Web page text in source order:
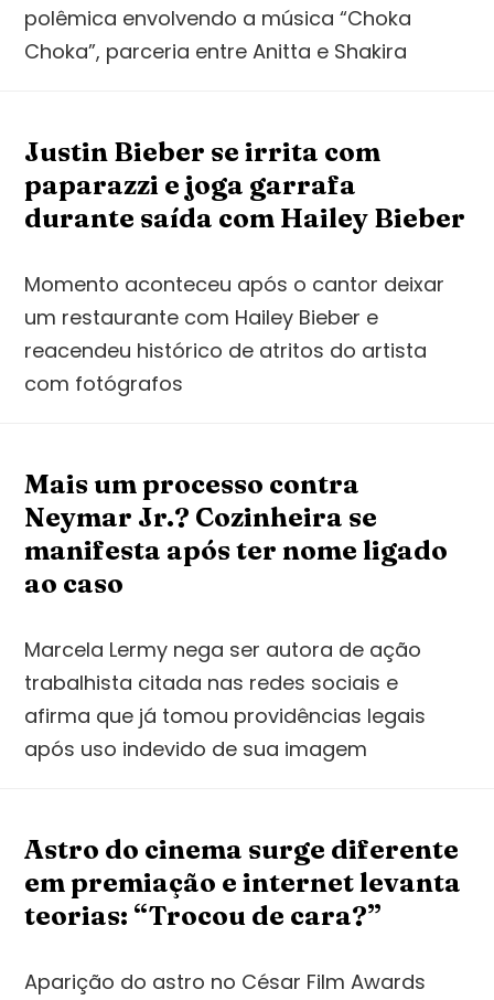
polêmica envolvendo a música “Choka
Choka”, parceria entre Anitta e Shakira
Justin Bieber se irrita com
paparazzi e joga garrafa
durante saída com Hailey Bieber
Momento aconteceu após o cantor deixar
um restaurante com Hailey Bieber e
reacendeu histórico de atritos do artista
com fotógrafos
Mais um processo contra
Neymar Jr.? Cozinheira se
manifesta após ter nome ligado
ao caso
Marcela Lermy nega ser autora de ação
trabalhista citada nas redes sociais e
afirma que já tomou providências legais
após uso indevido de sua imagem
Astro do cinema surge diferente
em premiação e internet levanta
teorias: “Trocou de cara?”
Aparição do astro no César Film Awards